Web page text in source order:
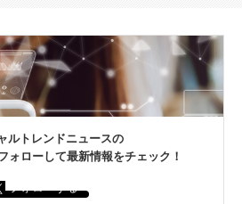
ルトレンドニュースの
ォローして最新情報をチェック！